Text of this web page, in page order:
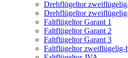
Drehflügeltor
Drehflügeltor
Faltflügeltor Garant 1
Faltflügeltor Garant 2
Faltflügeltor Garant 3
Faltflügeltor zweiflügelig-